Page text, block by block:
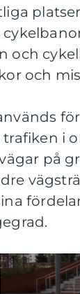
och
och
i
på